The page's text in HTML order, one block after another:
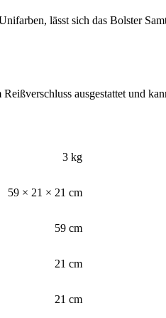
lässt sich das Bolster
ausgestattet und
3 kg
59 × 21 × 21 cm
59 cm
21 cm
21 cm